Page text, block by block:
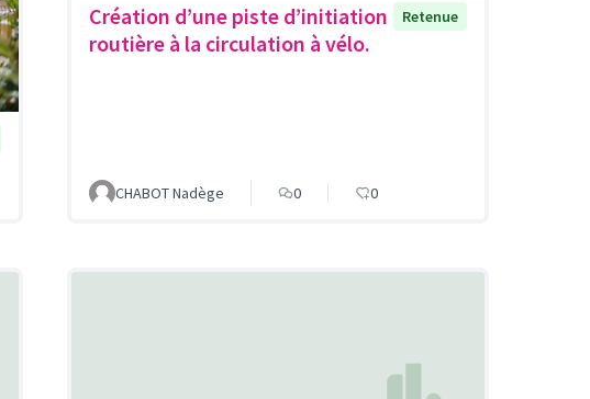
Création d’une piste d’initiation
routière à la circulation à vélo.
Retenue
CHABOT Nadège 0 0